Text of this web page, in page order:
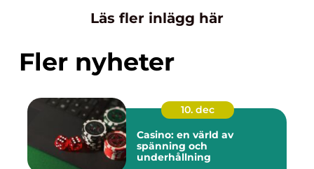
Läs fler inlägg här
Fler nyheter
10. dec
Casino: en värld av
spänning och
underhållning